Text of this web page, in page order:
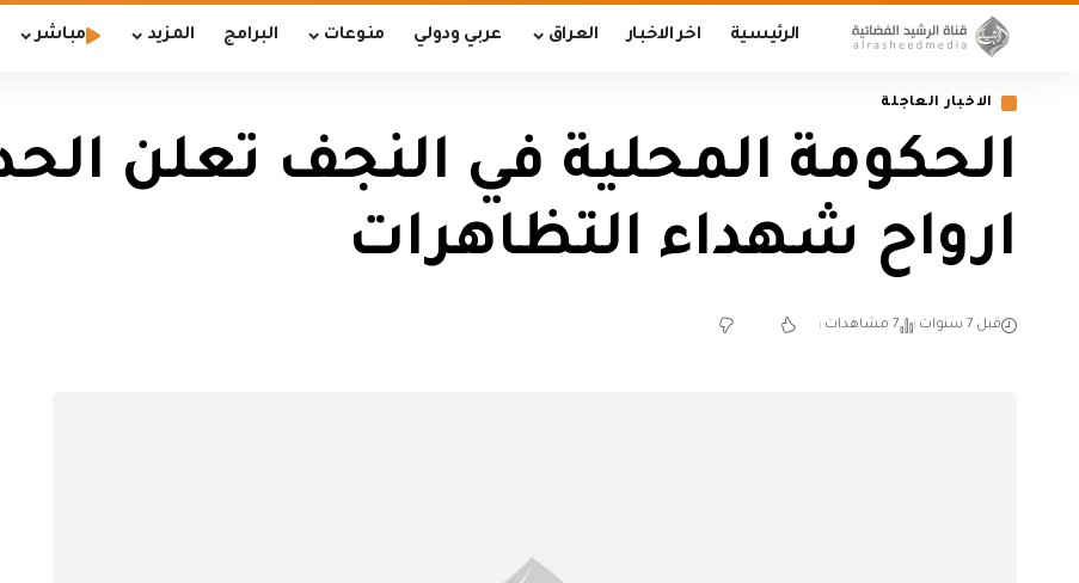
الرئيسية اخر الاخبار العراق عربي ودولي منوعات البرامج المزيد مباشر
الاخبار العاجلة
الحكومة المحلية في النجف تعلن
ارواح شهداء التظاهرات
قبل 7 سنوات 7 مشاهدات